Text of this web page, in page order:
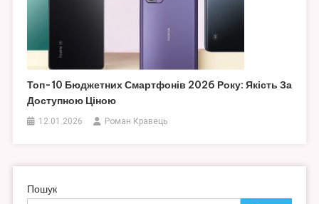
Топ-10 Бюджетних Смартфонів 2026 Року: Якість За
Доступною Ціною
12.01.2026 Роман Кравець
Пошук